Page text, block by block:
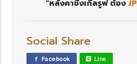
"หลังคาชิงเกิ้ลรูฟ ต้อง
Social Share
Facebook Line